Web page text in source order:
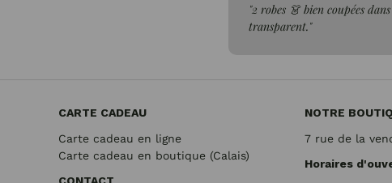
"2 robes 👗 bien coupées dans un
transparent."
CARTE CADEAU
Carte cadeau en ligne
Carte cadeau en boutique (Calais)
NOTRE
7 rue de la
Horaires